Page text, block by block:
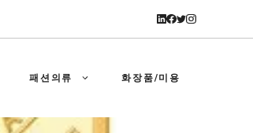
패션의류 화장품/미용